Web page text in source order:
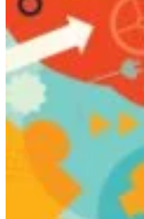
No Result
View All Result